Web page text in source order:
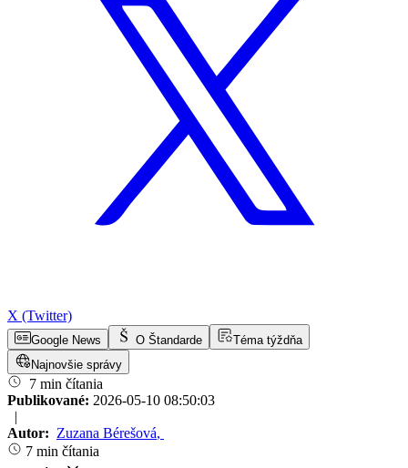
X (Twitter)
Google News O Štandarde
Téma týždňa
Najnovšie správy
7 min čítania
Publikované: 2026-05-10 08:50:03
|
Autor: Zuzana Bérešová,
7 min čítania